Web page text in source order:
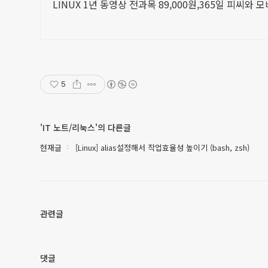
LINUX 1년 동영상 전과목 89,000원,365일 피씨와
5
'IT 노트/리눅스'의 다른글
현재글 [Linux] alias설정해서 작업효율성 높이기 (bash, zsh)
관련글
댓글